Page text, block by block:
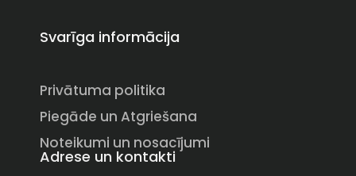
Svarīga informācija
Privātuma politika
Piegāde un Atgriešana
Noteikumi un nosacījumi
Adrese un kontakti